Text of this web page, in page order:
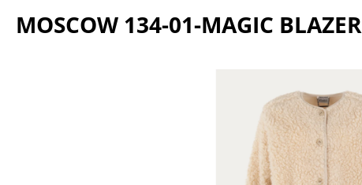
MOSCOW 134-01-MAGIC BLAZER